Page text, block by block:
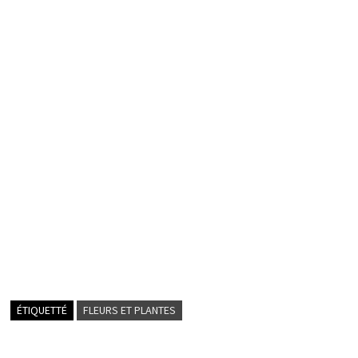
ÉTIQUETTÉ FLEURS ET PLANTES